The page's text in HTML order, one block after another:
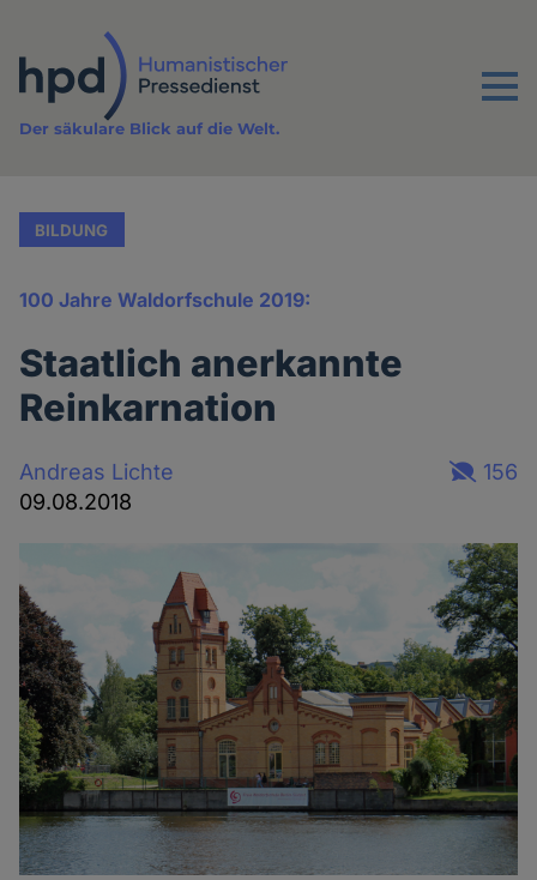
Inhalt
Menu
Der säkulare Blick auf die Welt.
BILDUNG
100 Jahre Waldorfschule 2019:
Staatlich anerkannte
Reinkarnation
Andreas Lichte
09.08.2018
156